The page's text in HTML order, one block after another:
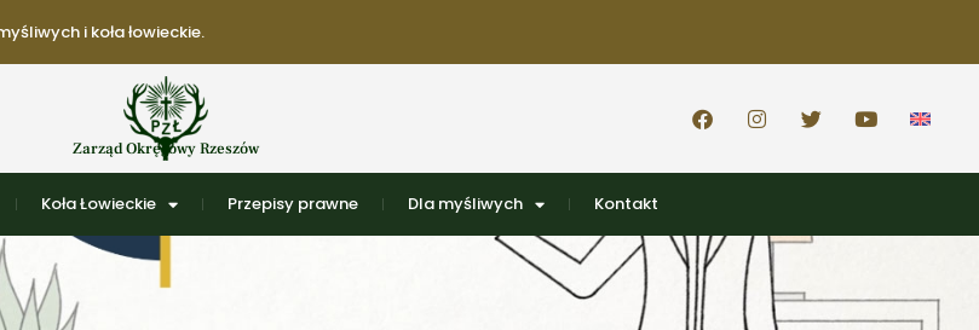
i koła łowieckie.
Zarząd Okręgowy Rzeszów
Koła Łowieckie Przepisy prawne Dla myśliwych Kontakt